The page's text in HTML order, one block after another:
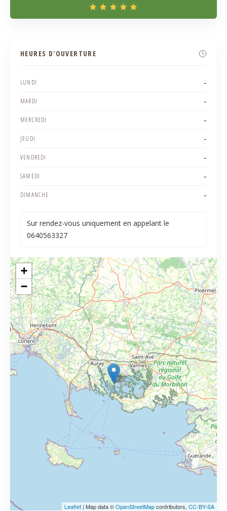
HEURES D'OUVERTURE
LUNDI -
MARDI -
MERCREDI -
JEUDI -
VENDREDI -
SAMEDI -
DIMANCHE -
Sur rendez-vous uniquement en appelant le
0640563327
+
−
Leaflet | Map data ©OpenStreetMapcontributors, CC-BY-SA